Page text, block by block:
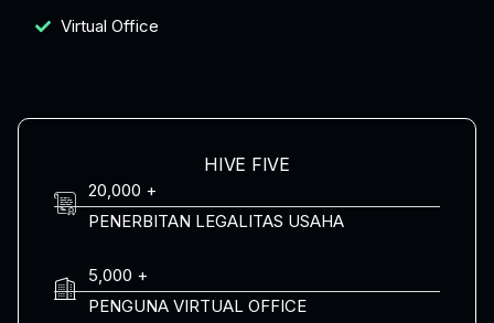
Virtual Office
HIVE FIVE
20,000 +
PENERBITAN LEGALITAS USAHA
5,000 +
PENGUNA VIRTUAL OFFICE